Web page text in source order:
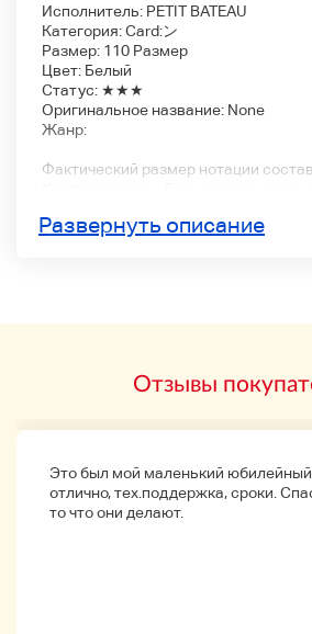
Исполнитель: PETIT BATEAU
Категория: Card:ン
Размер: 110 Размер
Цвет: Белый
Статус: ★★★
Оригинальное название: None
Жанр:
Фактический размер нотации
Поскольку мы продаем более 30
Развернуть описание
Отзывы
Это был мой маленький юбилейный
отлично, тех.поддержка, сроки.
то что они делают.